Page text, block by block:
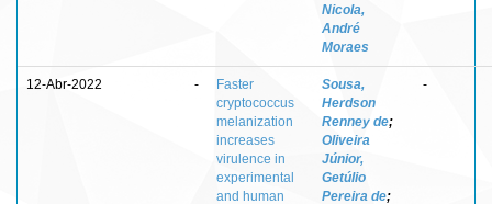
Nicola,
André
Moraes
12-Abr-2022 -
Faster
cryptococcus
melanization
increases
virulence in
experimental
and human
Sousa,
Herdson
Renney de;
Oliveira
Júnior,
Getúlio
Pereira de;
-